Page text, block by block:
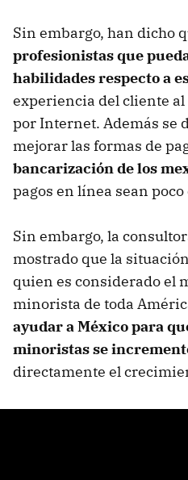
Sin embargo, han dicho
profesionistas que
habilidades respecto a
experiencia del cliente
por Internet. Además se
mejorar las formas de
bancarización de los
pagos en línea sean
Sin embargo, la
mostrado que la
quien es considerado el
minorista de toda
ayudar a México para
minoristas se
directamente el